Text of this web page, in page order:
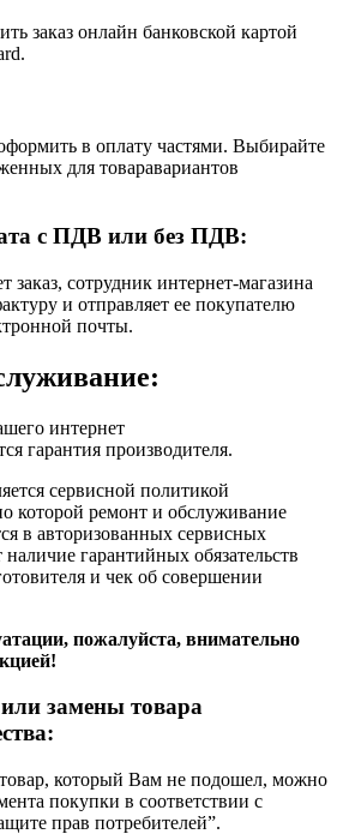
заказ онлайн банковской картой
в оплату частями. Выбирайте
для товаравариантов
с ПДВ или без ПДВ:
заказ, сотрудник интернет-магазина
и отправляет ее покупателю
почты.
интернет
гарантия производителя.
сервисной политикой
которой ремонт и обслуживание
в авторизованных сервисных
гарантийных обязательств
и чек об совершении
пожалуйста, внимательно
замены товара
который Вам не подошел, можно
покупки в соответствии с
прав потребителей”.